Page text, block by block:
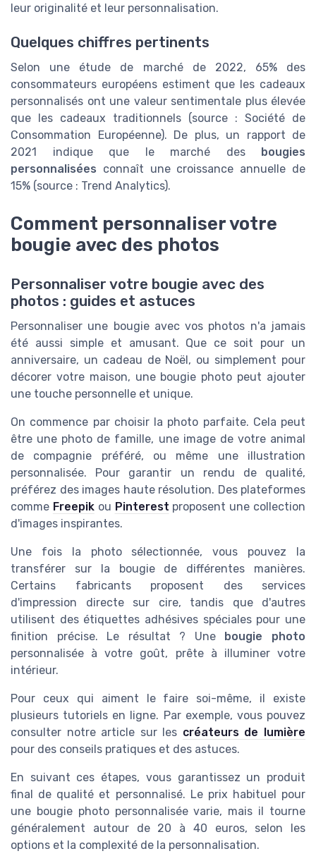
leur originalité et leur personnalisation.
Quelques chiffres pertinents
Selon une étude de marché de 2022, 65% des
consommateurs européens estiment que les cadeaux
personnalisés ont une valeur sentimentale plus élevée
que les cadeaux traditionnels (source : Société de
Consommation Européenne). De plus, un rapport de
2021 indique que le marché des bougies
personnalisées connaît une croissance annuelle de
15% (source : Trend Analytics).
Comment personnaliser votre
bougie avec des photos
Personnaliser votre bougie avec des
photos : guides et astuces
Personnaliser une bougie avec vos photos n'a jamais
été aussi simple et amusant. Que ce soit pour un
anniversaire, un cadeau de Noël, ou simplement pour
décorer votre maison, une bougie photo peut ajouter
une touche personnelle et unique.
On commence par choisir la photo parfaite. Cela peut
être une photo de famille, une image de votre animal
de compagnie préféré, ou même une illustration
personnalisée. Pour garantir un rendu de qualité,
préférez des images haute résolution. Des plateformes
comme Freepikou Pinterest proposent une collection
d'images inspirantes.
Une fois la photo sélectionnée, vous pouvez la
transférer sur la bougie de différentes manières.
Certains fabricants proposent des services
d'impression directe sur cire, tandis que d'autres
utilisent des étiquettes adhésives spéciales pour une
finition précise. Le résultat ? Une
bougie photo
personnalisée à votre goût, prête à illuminer votre
intérieur.
Pour ceux qui aiment le faire soi-même, il existe
plusieurs tutoriels en ligne. Par exemple, vous pouvez
consulter notre article sur les créateurs de lumière
pour des conseils pratiques et des astuces.
En suivant ces étapes, vous garantissez un produit
final de qualité et personnalisé. Le prix habituel pour
une bougie photo personnalisée varie, mais il tourne
généralement autour de 20 à 40 euros, selon les
options et la complexité de la personnalisation.